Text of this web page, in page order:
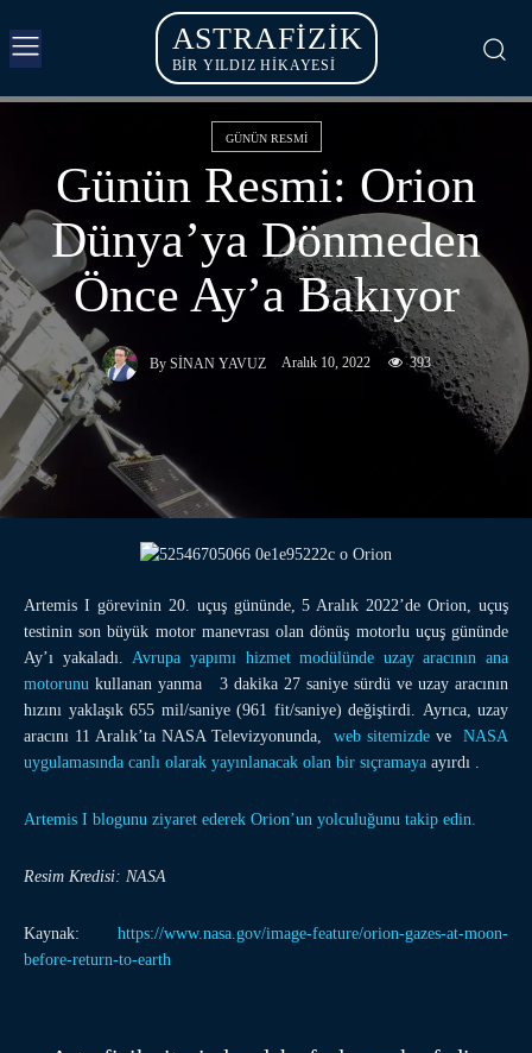
ASTRAFIZIK
BİR YILDIZ HİKAYESİ
GÜNÜN RESMI
Günün Resmi: Orion
Dünya’ya Dönmeden
Önce Ay’a Bakıyor
By SINAN YAVUZ Aralık 10, 2022 393
Artemis I görevinin 20. uçuş gününde, 5 Aralık 2022’de Orion, uçuş
testinin son büyük motor manevrası olan dönüş motorlu uçuş gününde
Ay’ı yakaladı.Avrupa yapımı hizmet modülünde uzay aracının ana
motorunu kullanan yanma 3 dakika 27 saniye sürdü ve uzay aracının
hızını yaklaşık 655 mil/saniye (961 fit/saniye) değiştirdi. Ayrıca, uzay
aracını 11 Aralık’ta NASA Televizyonunda, web sitemizde ve NASA
uygulamasında canlı olarak yayınlanacak olan bir sıçramaya ayırdı .
Artemis I blogunu ziyaret ederek Orion’un yolculuğunu takip edin.
Resim Kredisi: NASA
Kaynak: https://www.nasa.gov/image-feature/orion-gazes-at-moon-
before-return-to-earth